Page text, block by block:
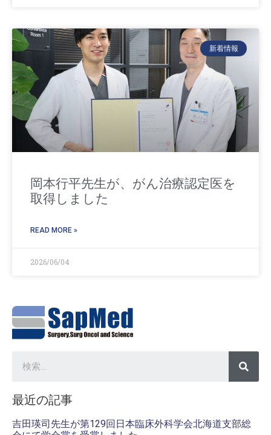
新着情報
岡本行平先生が、がん治療認定医を
取得しました
READ MORE »
2026/06/04
最近の記事
吉田瑛司先生が第129回日本臨床外科学会北海道支部総